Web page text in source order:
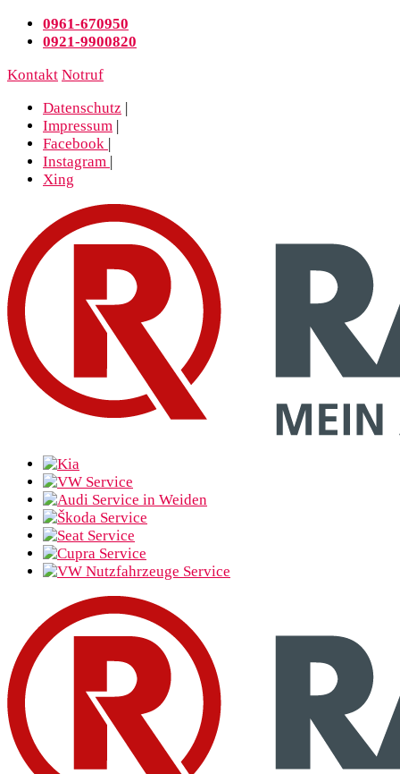
0961-670950
0921-9900820
Kontakt Notruf
Datenschutz |
Impressum |
Facebook |
Instagram |
Xing